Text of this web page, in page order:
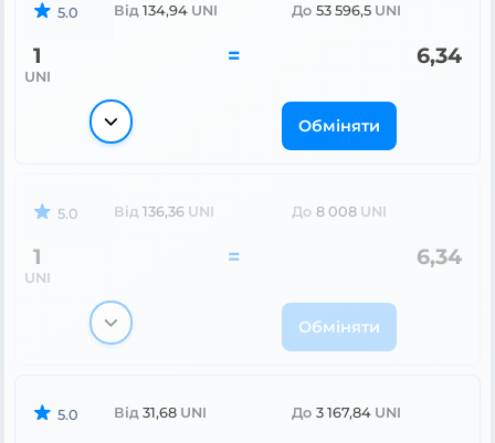
5.0 Від 134,94 UNI До 53 596,5 UNI
1
UNI
= 6,34
Обміняти
5.0 Від 136,36 UNI До 8 008 UNI
1
UNI
= 6,34
Обміняти
5.0 Від 31,68 UNI До 3 167,84 UNI